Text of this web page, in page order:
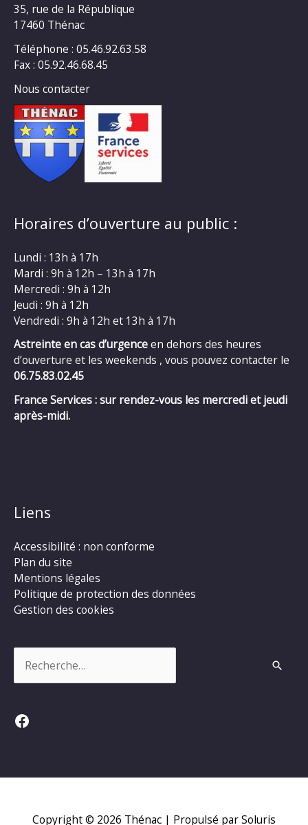
35, rue de la République
17460 Thénac
Téléphone : 05.46.92.63.58
Fax : 05.92.46.68.45
Nous contacter
Horaires d’ouverture au public :
Lundi : 13h à 17h
Mardi : 9h à 12h – 13h à 17h
Mercredi : 9h à 12h
Jeudi : 9h à 12h
Vendredi : 9h à 12h et 13h à 17h
Astreinte en cas d’urgenceen dehors des heures
d’ouverture et les weekends , vous pouvez contacter le
06.75.83.02.45
France Services : sur rendez-vous les mercredi et jeudi
après-midi.
Liens
Accessibilité : non conforme
Plan du site
Mentions légales
Politique de protection des données
Gestion des cookies
Facebook
Copyright © 2026 Thénac | Propulsé par Soluris